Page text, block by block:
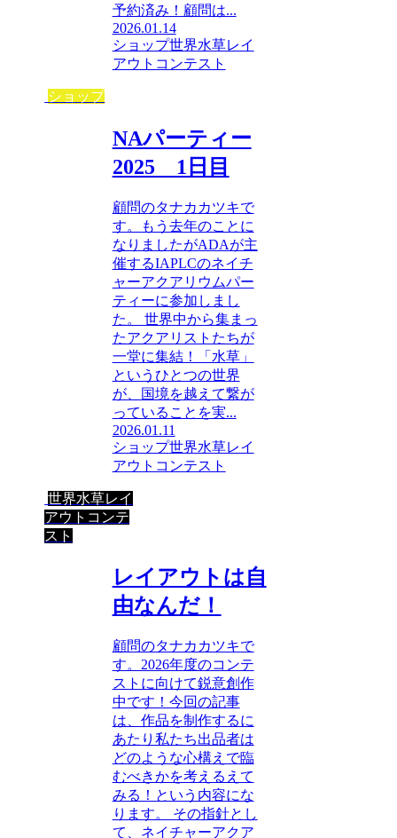
予約済み！顧問は...
2026.01.14
ショップ世界水草レイ
アウトコンテスト
ショップ
NAパーティー
2025 1日目
顧問のタナカカツキで
す。もう去年のことに
なりましたがADAが主
催するIAPLCのネイチ
ャーアクアリウムパー
ティーに参加しまし
た。 世界中から集まっ
たアクアリストたちが
一堂に集結！「水草」
というひとつの世界
が、国境を越えて繋が
っていることを実...
2026.01.11
ショップ世界水草レイ
アウトコンテスト
世界水草レイ
アウトコンテ
スト
レイアウトは自
由なんだ！
顧問のタナカカツキで
す。2026年度のコンテ
ストに向けて鋭意創作
中です！今回の記事
は、作品を制作するに
あたり私たち出品者は
どのような心構えで臨
むべきかを考えるえて
みる！という内容にな
ります。 その指針とし
て、ネイチャーアクア